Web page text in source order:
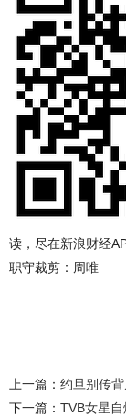
读，尽在新浪财经
职守裁剪：周唯
上一篇： 约旦别传
下一篇： TVB女星